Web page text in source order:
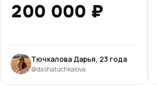
200 000 ₽
Тючкалова Дарья, 23 года
@dashatuchkalova